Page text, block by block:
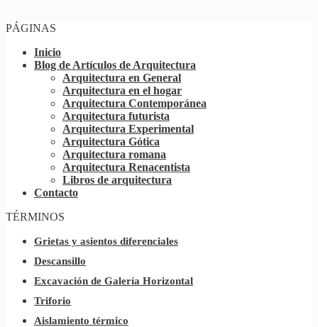
PÁGINAS
Inicio
Blog de Artículos de Arquitectura
Arquitectura en General
Arquitectura en el hogar
Arquitectura Contemporánea
Arquitectura futurista
Arquitectura Experimental
Arquitectura Gótica
Arquitectura romana
Arquitectura Renacentista
Libros de arquitectura
Contacto
TÉRMINOS
Grietas y asientos diferenciales
Descansillo
Excavación de Galería Horizontal
Triforio
Aislamiento térmico